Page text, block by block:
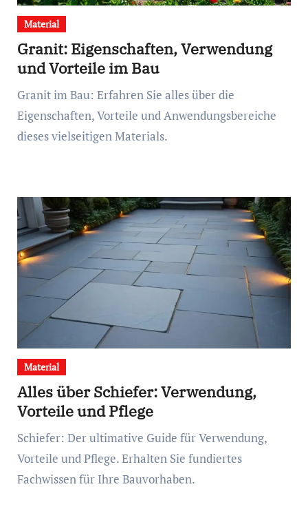
Material
Granit: Eigenschaften, Verwendung
und Vorteile im Bau
Granit im Bau: Erfahren Sie alles über die
Eigenschaften, Vorteile und Anwendungsbereiche
dieses vielseitigen Materials.
Material
Alles über Schiefer: Verwendung,
Vorteile und Pflege
Schiefer: Der ultimative Guide für Verwendung,
Vorteile und Pflege. Erhalten Sie fundiertes
Fachwissen für Ihre Bauvorhaben.